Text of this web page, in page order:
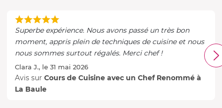
Superbe expérience. Nous avons passé un très bon
moment, appris plein de techniques de cuisine et nous
nous sommes surtout régalés. Merci chef !
Clara J., le 31 mai 2026
Avis sur Cours de Cuisine avec un Chef Renommé à
La Baule